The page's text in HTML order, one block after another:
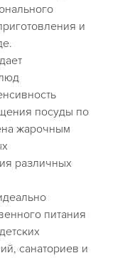
и
посуды по
жарочным
различных
питания
санаториев и